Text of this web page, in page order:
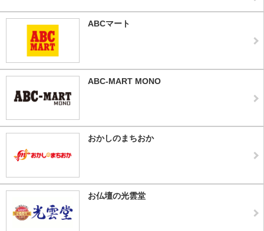
ABCマート
ABC-MART MONO
おかしのまちおか
お仏壇の光雲堂